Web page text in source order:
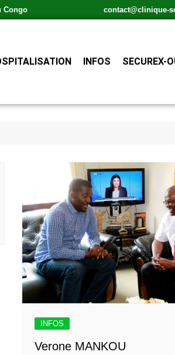
Congo contact@clinique-
INFOS SECUREX-
INFOS
Verone MANKOU